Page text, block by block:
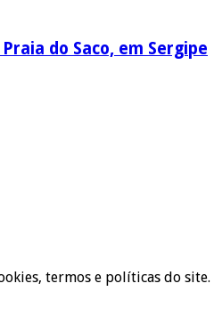
do Saco, em Sergipe
termos e políticas do site.